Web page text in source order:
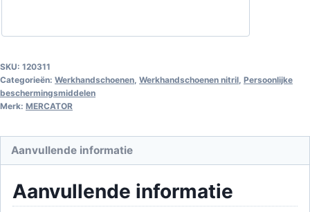
aantal
SKU: 120311
Categorieën: Werkhandschoenen, Werkhandschoenen nitril, Persoonlijke
beschermingsmiddelen
Merk: MERCATOR
Aanvullende informatie
Aanvullende informatie